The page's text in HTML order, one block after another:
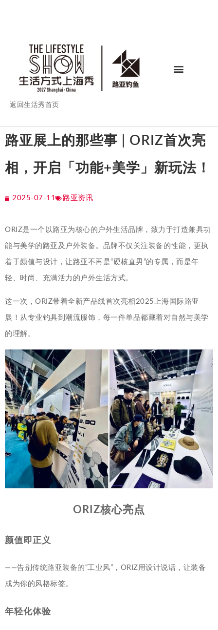
返回生活秀首页
路亚展上的那些事 | ORIZ首次亮
相，开启「功能+美学」新玩法！
2025-07-11 路亚资讯
ORIZ是一个以路亚为核心的户外生活品牌，致力于打造兼具功
能与美学的路亚及户外装备。品牌不仅关注装备的性能，更执
着于颜值与设计，让路亚不再是“硬核直男”的专属，而是年
轻、时尚、充满活力的户外生活方式。
这一次，ORIZ带着全新产品线首次亮相2025上海国际路亚
展！从专业钓具到潮流服饰，每一件单品都藏着对自然与美学
的理解。
ORIZ核心亮点
颜值即正义
——告别传统路亚装备的“工业风”，ORIZ用设计说话，让装备
成为你的风格标签。
年轻化体验